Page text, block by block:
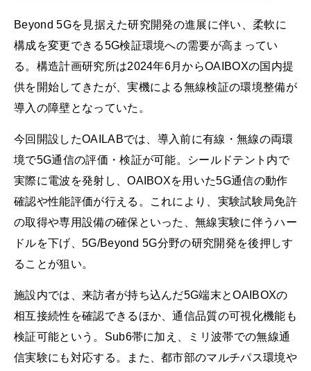
Beyond 5Gを見据えた研究開発の進展に伴い、柔軟に
構成を変更できる5G検証環境への需要が高まってい
る。構造計画研究所は2024年6月からOAIBOXの国内提
供を開始してきたが、実機による無線検証の環境整備が
導入の障壁となっていた。
今回開設したOAILABでは、導入前に有線・無線の両環
境で5G通信の評価・検証が可能。シールドテント内で
実際に電波を発射し、OAIBOXを用いた5G通信の動作
確認や性能評価が行える。これにより、実験試験局免許
の取得や専用設備の確保といった、無線実験に伴うハー
ドルを下げ、5G/Beyond 5G分野の研究開発を後押しす
ることが狙い。
施設内では、来訪者が持ち込んだ5G端末とOAIBOXの
相互接続性を確認できるほか、通信品質の可視化機能も
検証可能という。Sub6帯に加え、ミリ波帯での無線通
信実験にも対応する。また、都市部のマルチパス環境や